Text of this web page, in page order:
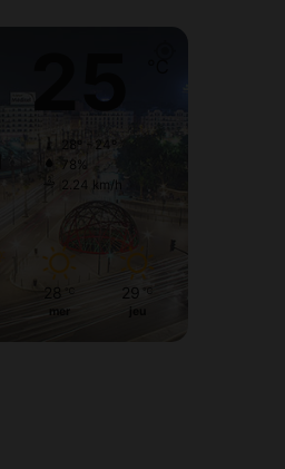
25
28º - 24º
78%
2.24 km/h
28
mer
29
jeu